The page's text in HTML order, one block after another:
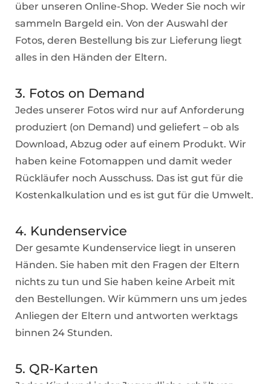
über unseren Online-Shop. Weder Sie noch wir
sammeln Bargeld ein. Von der Auswahl der
Fotos, deren Bestellung bis zur Lieferung liegt
alles in den Händen der Eltern.
3. Fotos on Demand
Jedes unserer Fotos wird nur auf Anforderung
produziert (on Demand) und geliefert – ob als
Download, Abzug oder auf einem Produkt. Wir
haben keine Fotomappen und damit weder
Rückläufer noch Ausschuss. Das ist gut für die
Kostenkalkulation und es ist gut für die Umwelt.
4. Kundenservice
Der gesamte Kundenservice liegt in unseren
Händen. Sie haben mit den Fragen der Eltern
nichts zu tun und Sie haben keine Arbeit mit
den Bestellungen. Wir kümmern uns um jedes
Anliegen der Eltern und antworten werktags
binnen 24 Stunden.
5. QR-Karten